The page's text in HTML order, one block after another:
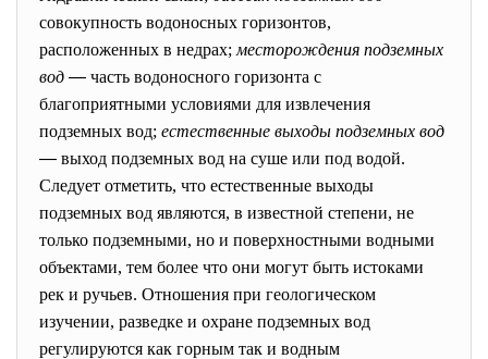
совокупность водоносных горизонтов,
расположенных в недрах; месторождения подземных
вод — часть водоносного горизонта с
благоприятными условиями для извлечения
подземных вод; естественные выходы подземных вод
— выход подземных вод на суше или под водой.
Следует отметить, что естественные выходы
подземных вод являются, в известной степени, не
только подземными, но и поверхностными водными
объектами, тем более что они могут быть истоками
рек и ручьев. Отношения при геологическом
изучении, разведке и охране подземных вод
регулируются как горным так и водным